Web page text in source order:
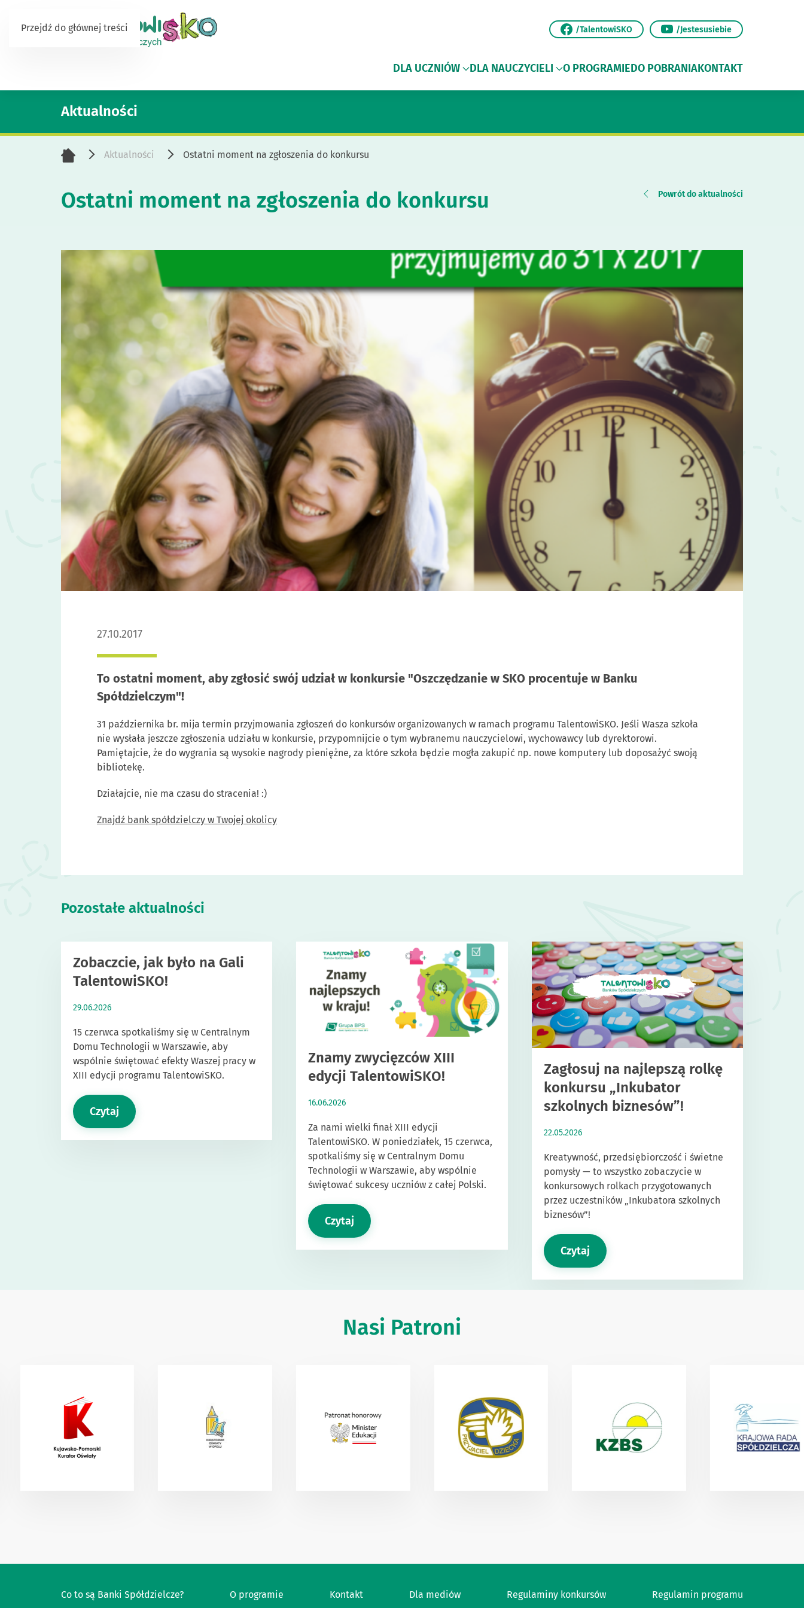
Przejdź do głównej treści /TalentowiSKO /Jestesusiebie
DLA UCZNIÓW DLA NAUCZYCIELI O PROGRAMIEDO POBRANIAKONTAKT
Aktualności
Aktualności Ostatni moment na zgłoszenia do konkursu
Ostatni moment na zgłoszenia do konkursu Powrót do aktualności
27.10.2017
To ostatni moment, aby zgłosić swój udział w konkursie "Oszczędzanie w SKO procentuje w Banku
Spółdzielczym"!
31 października br. mija termin przyjmowania zgłoszeń do konkursów organizowanych w ramach programu TalentowiSKO. Jeśli Wasza szkoła
nie wysłała jeszcze zgłoszenia udziału w konkursie, przypomnijcie o tym wybranemu nauczycielowi, wychowawcy lub dyrektorowi.
Pamiętajcie, że do wygrania są wysokie nagrody pieniężne, za które szkoła będzie mogła zakupić np. nowe komputery lub doposażyć swoją
bibliotekę.
Działajcie, nie ma czasu do stracenia! :)
Znajdź bank spółdzielczy w Twojej okolicy
Pozostałe aktualności
Zobaczcie, jak było na Gali
TalentowiSKO!
29.06.2026
15 czerwca spotkaliśmy się w Centralnym
Domu Technologii w Warszawie, aby
wspólnie świętować efekty Waszej pracy w
XIII edycji programu TalentowiSKO.
Czytaj
Znamy zwycięzców XIII
edycji TalentowiSKO!
16.06.2026
Za nami wielki finał XIII edycji
TalentowiSKO. W poniedziałek, 15 czerwca,
spotkaliśmy się w Centralnym Domu
Technologii w Warszawie, aby wspólnie
świętować sukcesy uczniów z całej Polski.
Czytaj
Zagłosuj na najlepszą rolkę
konkursu „Inkubator
szkolnych biznesów”!
22.05.2026
Kreatywność, przedsiębiorczość i świetne
pomysły — to wszystko zobaczycie w
konkursowych rolkach przygotowanych
przez uczestników „Inkubatora szkolnych
biznesów”!
Czytaj
Nasi Patroni
Co to są Banki Spółdzielcze? O programie Kontakt Dla mediów Regulaminy konkursów Regulamin programu